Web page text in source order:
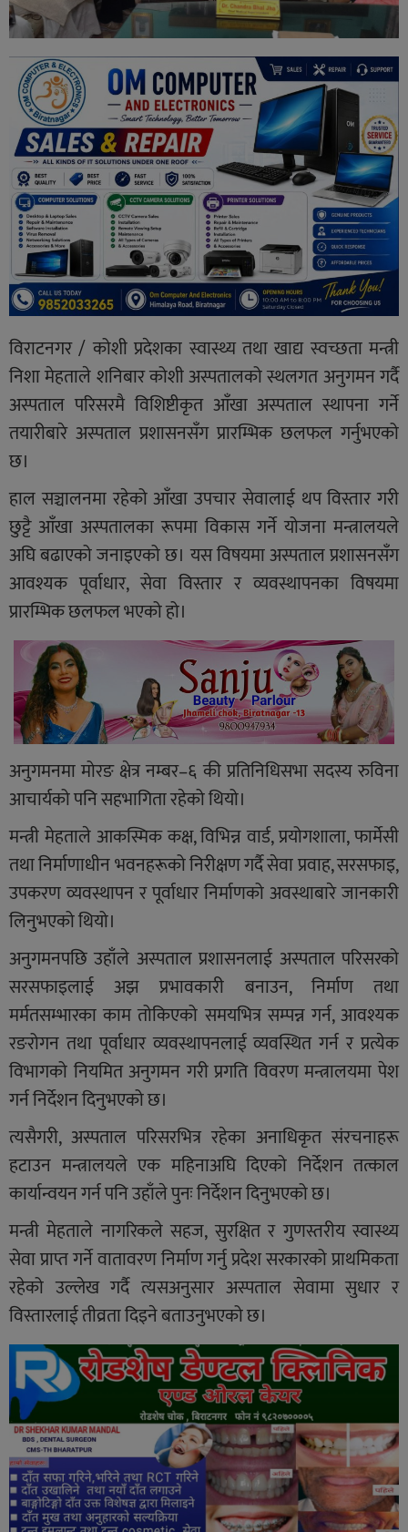
विराटनगर / कोशी प्रदेशका स्वास्थ्य तथा खाद्य स्वच्छता मन्त्री
निशा मेहताले शनिबार कोशी अस्पतालको स्थलगत अनुगमन गर्दै
अस्पताल परिसरमै विशिष्टीकृत आँखा अस्पताल स्थापना गर्ने
तयारीबारे अस्पताल प्रशासनसँग प्रारम्भिक छलफल गर्नुभएको
छ।
हाल सञ्चालनमा रहेको आँखा उपचार सेवालाई थप विस्तार गरी
छुट्टै आँखा अस्पतालका रूपमा विकास गर्ने योजना मन्त्रालयले
अघि बढाएको जनाइएको छ। यस विषयमा अस्पताल प्रशासनसँग
आवश्यक पूर्वाधार, सेवा विस्तार र व्यवस्थापनका विषयमा
प्रारम्भिक छलफल भएको हो।
अनुगमनमा मोरङ क्षेत्र नम्बर–६ की प्रतिनिधिसभा सदस्य रुविना
आचार्यको पनि सहभागिता रहेको थियो।
मन्त्री मेहताले आकस्मिक कक्ष, विभिन्न वार्ड, प्रयोगशाला, फार्मेसी
तथा निर्माणाधीन भवनहरूको निरीक्षण गर्दै सेवा प्रवाह, सरसफाइ,
उपकरण व्यवस्थापन र पूर्वाधार निर्माणको अवस्थाबारे जानकारी
लिनुभएको थियो।
अनुगमनपछि उहाँले अस्पताल प्रशासनलाई अस्पताल परिसरको
सरसफाइलाई अझ प्रभावकारी बनाउन, निर्माण तथा
मर्मतसम्भारका काम तोकिएको समयभित्र सम्पन्न गर्न, आवश्यक
रङरोगन तथा पूर्वाधार व्यवस्थापनलाई व्यवस्थित गर्न र प्रत्येक
विभागको नियमित अनुगमन गरी प्रगति विवरण मन्त्रालयमा पेश
गर्न निर्देशन दिनुभएको छ।
त्यसैगरी, अस्पताल परिसरभित्र रहेका अनाधिकृत संरचनाहरू
हटाउन मन्त्रालयले एक महिनाअघि दिएको निर्देशन तत्काल
कार्यान्वयन गर्न पनि उहाँले पुनः निर्देशन दिनुभएको छ।
मन्त्री मेहताले नागरिकले सहज, सुरक्षित र गुणस्तरीय स्वास्थ्य
सेवा प्राप्त गर्ने वातावरण निर्माण गर्नु प्रदेश सरकारको प्राथमिकता
रहेको उल्लेख गर्दै त्यसअनुसार अस्पताल सेवामा सुधार र
विस्तारलाई तीव्रता दिइने बताउनुभएको छ।